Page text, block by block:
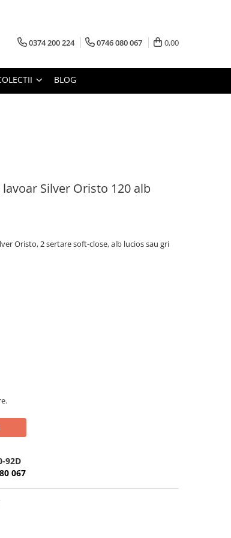
0374 200 224 0746 080 067 0,00
BLOG
Silver Oristo 120 alb
Oristo, 2 sertare soft-close, alb lucios sau gri
92D
067